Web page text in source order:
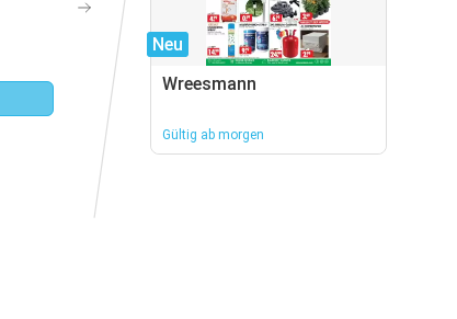
Neu
Wreesmann
Gültig ab morgen